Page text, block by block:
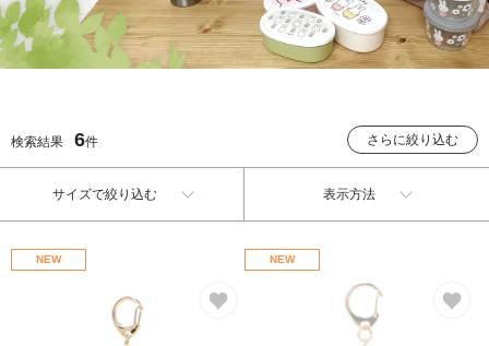
検索結果 6件 さらに絞り込む
サイズで絞り込む 表示方法
NEW NEW